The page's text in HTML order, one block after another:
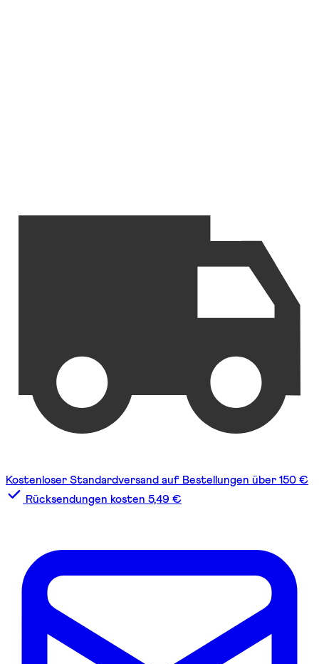
Kostenloser Standardversand auf Bestellungen über 150 €
Rücksendungen kosten 5,49 €